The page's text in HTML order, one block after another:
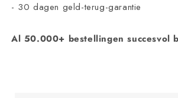
- 30 dagen geld-terug-garantie
Al 50.000+ bestellingen succesvol